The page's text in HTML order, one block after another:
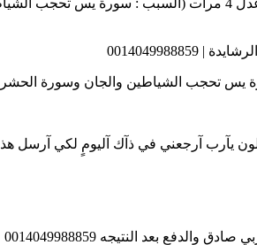
يس تحجب الشياطين والجان وسورة
يآرب آرجعني في ذآك آليومٍ لكي آرسل
بعد النتيجه 0014049988859